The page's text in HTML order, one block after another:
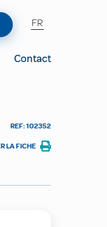
Contact
FR
REF: 102352
LA FICHE